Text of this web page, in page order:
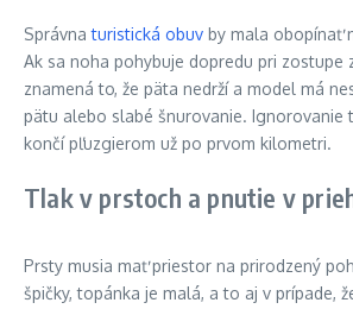
Správnaturistická obuv by mala obopínať
Ak sa noha pohybuje dopredu pri zostupe
znamená to, že päta nedrží a model má
pätu alebo slabé šnurovanie. Ignorovanie
končí pľuzgierom už po prvom kilometri.
Tlak v prstoch a pnutie v
Prsty musia mať priestor na prirodzený
špičky, topánka je malá, a to aj v prípade,